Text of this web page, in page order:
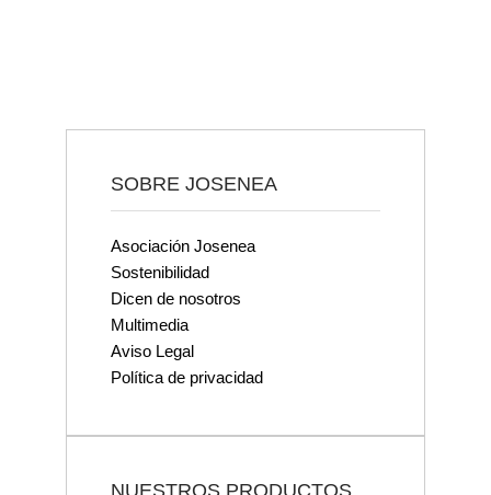
SOBRE JOSENEA
Asociación Josenea
Sostenibilidad
Dicen de nosotros
Multimedia
Aviso Legal
Política de privacidad
NUESTROS PRODUCTOS